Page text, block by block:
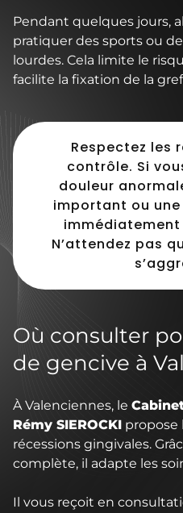
Pendant quelques jours,
pratiquer des sports ou
lourdes. Cela limite le
facilite la fixation de la
Respectez les
contrôle. Si
douleur
important ou
N’attendez pas
Où consulter
de gencive à
À Valenciennes, le
Rémy SIEROCKI propose
récessions gingivales.
complète, il adapte les
Il vous reçoit en